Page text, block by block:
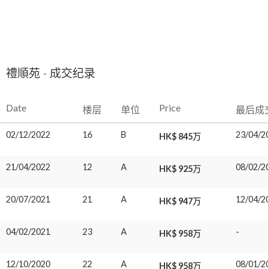
禮順苑 - 成交纪录
Date 楼层 单位 Price 最后成
02/12/2022 16 B HK$ 845万 23/04/
21/04/2022 12 A HK$ 925万 08/02/
20/07/2021 21 A HK$ 947万 12/04/
04/02/2021 23 A HK$ 958万 -
12/10/2020 22 A HK$ 958万 08/01/